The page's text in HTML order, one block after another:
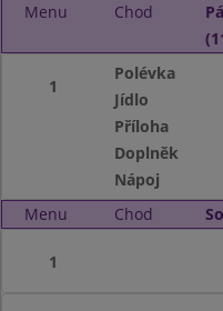
Menu
Chod
1
Polévka
Jídlo
Příloha
Doplněk
Nápoj
Menu
Chod
1